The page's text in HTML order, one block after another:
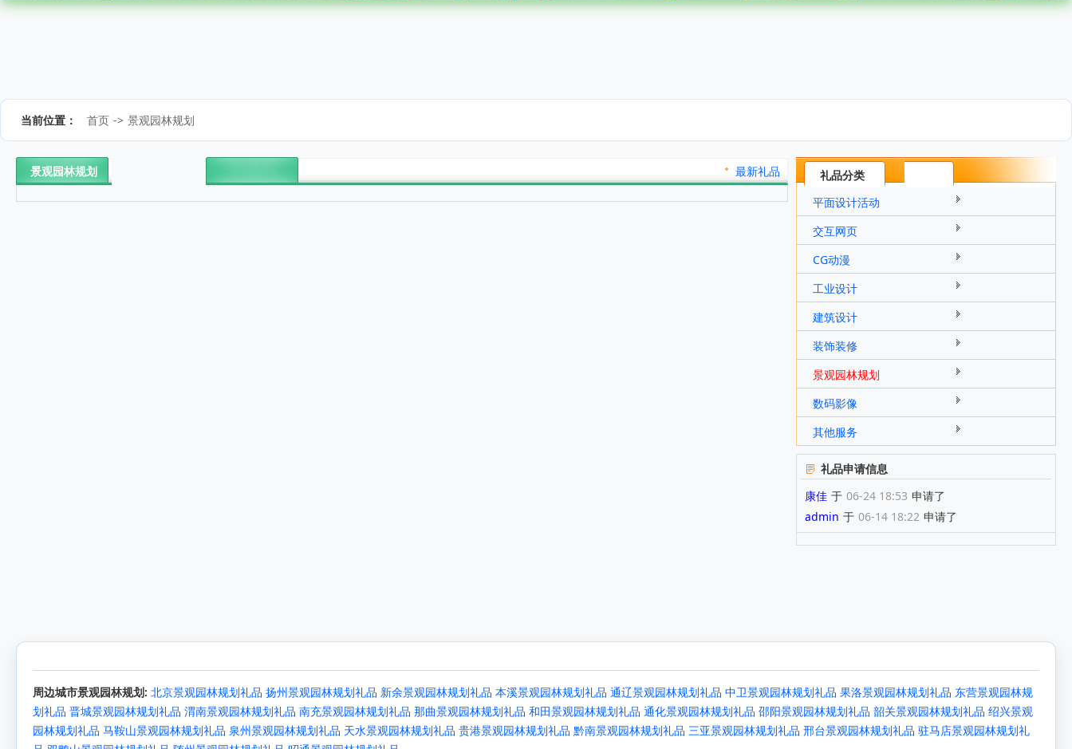
当前位置： 首页 -> 景观园林规划
景观园林规划 最新礼品
礼品分类
平面设计活动
交互网页
CG动漫
工业设计
建筑设计
装饰装修
景观园林规划
数码影像
其他服务
礼品申请信息
康佳 于 06-24 18:53 申请了
admin 于 06-14 18:22 申请了
周边城市景观园林规划: 北京景观园林规划礼品 扬州景观园林规划礼品 新余景观园林规划礼品 本溪景观园林规划礼品 通辽景观园林规划礼品 中卫景观园林规划礼品 果洛景观园林规划礼品 东营景观园林规
划礼品 晋城景观园林规划礼品 渭南景观园林规划礼品 南充景观园林规划礼品 那曲景观园林规划礼品 和田景观园林规划礼品 通化景观园林规划礼品 邵阳景观园林规划礼品 韶关景观园林规划礼品 绍兴景观
园林规划礼品 马鞍山景观园林规划礼品 泉州景观园林规划礼品 天水景观园林规划礼品 贵港景观园林规划礼品 黔南景观园林规划礼品 三亚景观园林规划礼品 邢台景观园林规划礼品 驻马店景观园林规划礼